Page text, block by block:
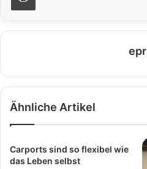
epr
Ähnliche Artikel
Carports sind so flexibel wie
das Leben selbst